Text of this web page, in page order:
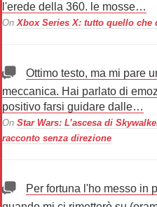
l'erede della 360. le mosse…
OnXbox Series X: tutto quello che
Ottimo testo, ma mi pare
meccanica. Hai parlato di
positivo farsi guidare dalle…
On Star Wars: L’ascesa di
racconto senza direzione
Per fortuna l'ho messo in